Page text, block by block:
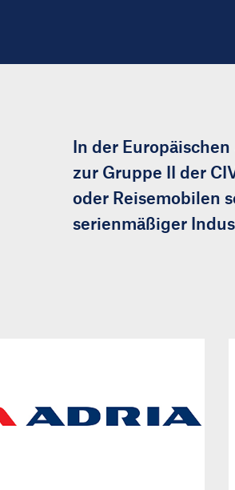
In der
zur Gruppe II der
oder Reisemobilen
serienmäßiger